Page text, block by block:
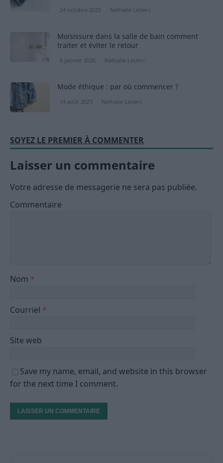
24 octobre 2025 Nathalie Leclerc
Moisissure dans la salle de bain comment
traiter et éviter le retour
6 janvier 2026 Nathalie Leclerc
Mode éthique : par où commencer ?
14 août 2025 Nathalie Leclerc
SOYEZ LE PREMIER À COMMENTER
Laisser un commentaire
Votre adresse de messagerie ne sera pas publiée.
Commentaire
Nom *
Courriel *
Site web
Save my name, email, and website in this browser
for the next time I comment.